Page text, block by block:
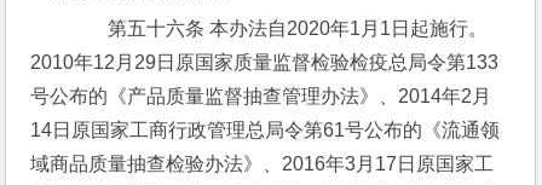
第五十六条 本办法自2020年1月1日起施行。
2010年12月29日原国家质量监督检验检疫总局令第133
号公布的《产品质量监督抽查管理办法》、2014年2月
14日原国家工商行政管理总局令第61号公布的《流通领
域商品质量抽查检验办法》、2016年3月17日原国家工